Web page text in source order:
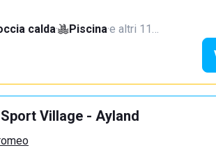
calda· Piscina·e altri 11…
Village - Ayland